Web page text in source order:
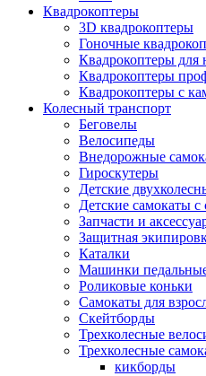
Квадрокоптеры
3D квадрокоптеры
Гоночные
Квадрокоптеры
Квадрокоптеры
Квадрокоптеры с
Колесный транспорт
Беговелы
Велосипеды
Внедорожные
Гироскутеры
Детские
Детские самокаты с
Запчасти и
Защитная
Каталки
Машинки
Роликовые коньки
Самокаты для
Скейтборды
Трехколесные
Трехколесные
кикборды